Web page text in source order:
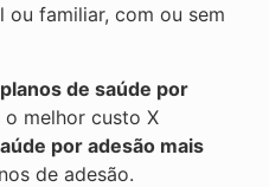
ou familiar, com ou sem
de saúde por
o melhor custo X
por adesão mais
de adesão.